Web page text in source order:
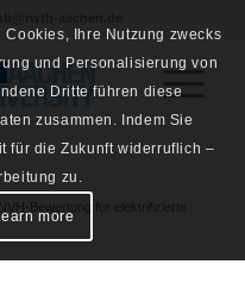
Ihre Nutzung zwecks
und Personalisierung von
Dritte führen diese
zusammen. Indem Sie
für die Zukunft widerruflich –
zu.
more